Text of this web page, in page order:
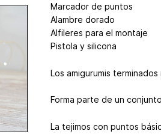
Marcador de puntos
Alambre dorado
Alfileres para el montaje
Pistola y silicona
Los amigurumis
Forma parte de un
La tejimos con puntos